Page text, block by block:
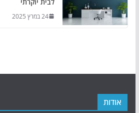
24 במרץ 2025
אודות